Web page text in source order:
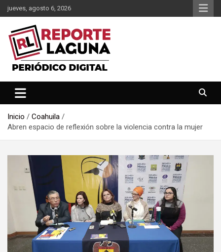
Saltar
al
contenido
jueves, agosto 6, 2026
Reporte Laguna
Inicio
Coahuila
Abren espacio de reflexión sobre la violencia contra la mujer